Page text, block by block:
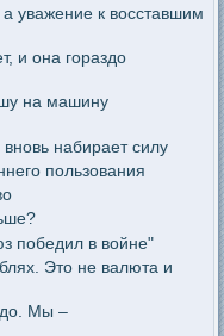
уважение к восставшим
и она гораздо
на машину
вновь набирает силу
пользования
победил в войне"
Это не валюта и
Мы –